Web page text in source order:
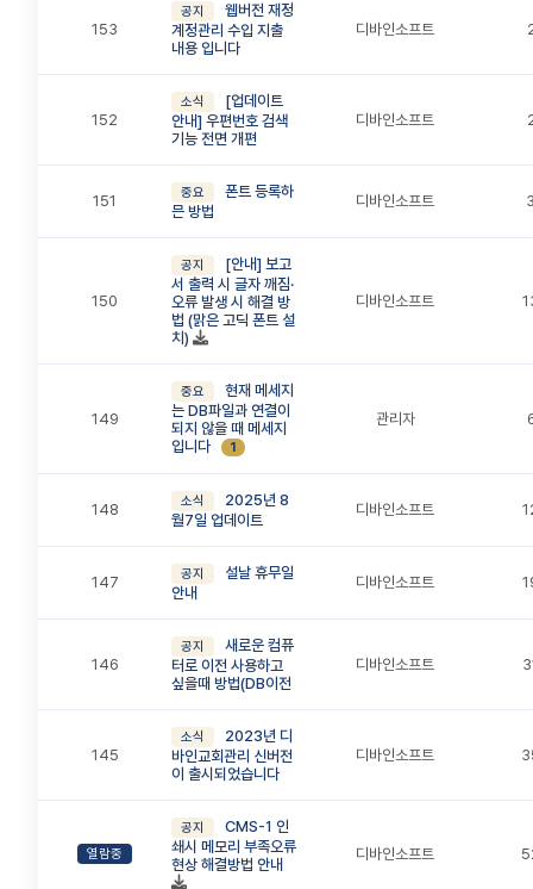
153
공지
웹버전 재정
계정관리 수입 지출
내용 입니다
디바인소프트
152
소식
[업데이트
안내] 우편번호 검색
기능 전면 개편
디바인소프트
151 중요
폰트 등록하
믄 방법
디바인소프트
150
공지
[안내] 보고
서 출력 시 글자 깨짐·
오류 발생 시 해결 방
법 (맑은 고딕 폰트 설
치)
디바인소프트
149
중요
현재 메세지
는 DB파일과 연결이
되지 않을 때 메세지
입니다
1
관리자
148 소식
2025년 8
월7일 업데이트
디바인소프트
147 공지
설날 휴무일
안내
디바인소프트
146
공지
새로운 컴퓨
터로 이전 사용하고
싶을때 방법(DB이전
디바인소프트
145
소식
2023년 디
바인교회관리 신버전
이 출시되었습니다
디바인소프트
열람중
공지
CMS-1 인
쇄시 메모리 부족오류
현상 해결방법 안내
디바인소프트